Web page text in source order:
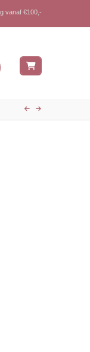
vanaf €100,-